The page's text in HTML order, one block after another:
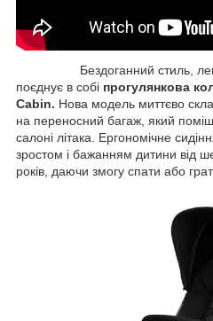
Бездоганний стиль,
поєднує в собі прогулянкова
Cabin. Нова модель миттєво
на переносний багаж, який
салоні літака. Ергономічне
зростом і бажанням дитини від
років, даючи змогу спати або